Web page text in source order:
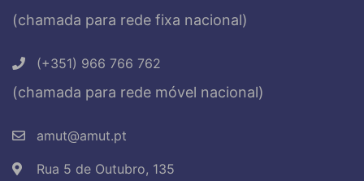
(chamada para rede fixa nacional)
(+351) 966 766 762
(chamada para rede móvel nacional)
amut@amut.pt
Rua 5 de Outubro, 135